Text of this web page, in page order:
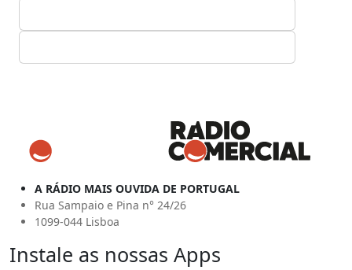
A RÁDIO MAIS OUVIDA DE PORTUGAL
Rua Sampaio e Pina n° 24/26
1099-044 Lisboa
Instale as nossas Apps